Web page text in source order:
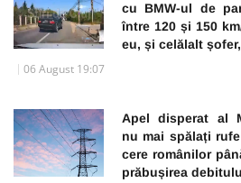
cu BMW-ul de
între 120 și 150
eu, și celălalt
06 August 19:07
Apel disperat al
nu mai spălați
cere românilor
prăbușirea